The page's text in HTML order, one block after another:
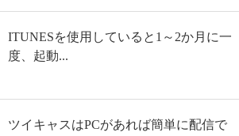
ITUNESを使用していると1～2か月に一
度、起動...
ツイキャスはPCがあれば簡単に配信で